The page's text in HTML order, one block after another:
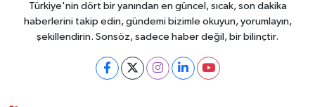
Türkiye'nin dört bir yanından en güncel, sıcak, son dakika
haberlerini takip edin, gündemi bizimle okuyun, yorumlayın,
şekillendirin. Sonsöz, sadece haber değil, bir bilinçtir.